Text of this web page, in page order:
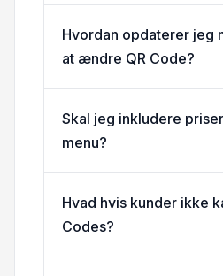
Hvordan opdaterer jeg
at ændre QR Code?
Skal jeg inkludere
menu?
Hvad hvis kunder ikke
Codes?